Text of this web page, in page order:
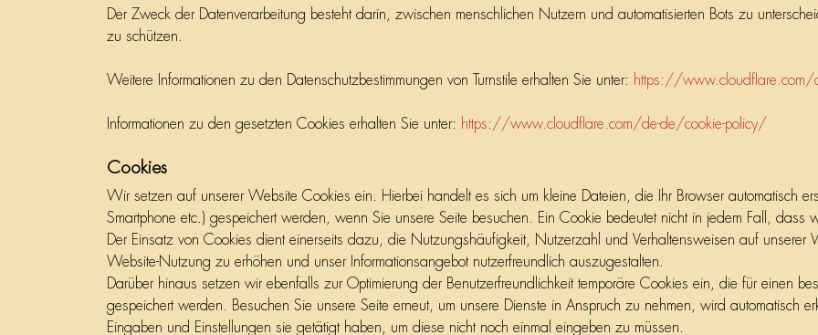
Der Zweck der Datenverarbeitung besteht darin, zwischen menschlichen Nutzern und automatisierten Bots zu
zu schützen.
Weitere Informationen zu den Datenschutzbestimmungen von Turnstile erhalten Sie unter: https://www.cloudflare.com/
Informationen zu den gesetzten Cookies erhalten Sie unter: https://www.cloudflare.com/de-de/cookie-policy/
Cookies
Wir setzen auf unserer Website Cookies ein. Hierbei handelt es sich um kleine Dateien, die Ihr Browser automatisch
Smartphone etc.) gespeichert werden, wenn Sie unsere Seite besuchen. Ein Cookie bedeutet nicht in jedem Fall, dass
Der Einsatz von Cookies dient einerseits dazu, die Nutzungshäufigkeit, Nutzerzahl und Verhaltensweisen auf unserer
Website-Nutzung zu erhöhen und unser Informationsangebot nutzerfreundlich auszugestalten.
Darüber hinaus setzen wir ebenfalls zur Optimierung der Benutzerfreundlichkeit temporäre Cookies ein, die für einen
gespeichert werden. Besuchen Sie unsere Seite erneut, um unsere Dienste in Anspruch zu nehmen, wird automatisch
Eingaben und Einstellungen sie getätigt haben, um diese nicht noch einmal eingeben zu müssen.